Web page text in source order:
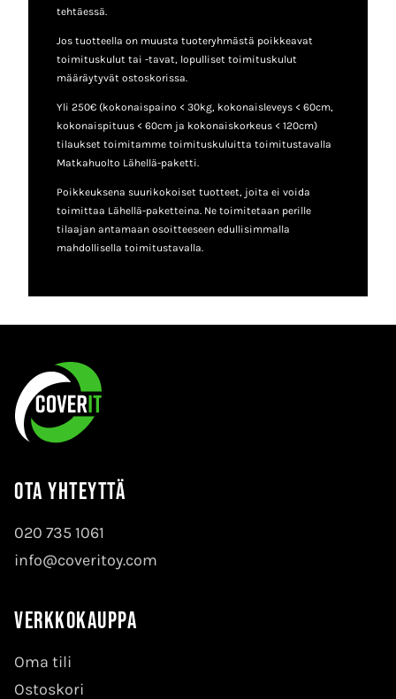
tehtäessä.
Jos tuotteella on muusta tuoteryhmästä poikkeavat
toimituskulut tai -tavat, lopulliset toimituskulut
määräytyvät ostoskorissa.
Yli 250€ (kokonaispaino < 30kg, kokonaisleveys < 60cm,
kokonaispituus < 60cm ja kokonaiskorkeus < 120cm)
tilaukset toimitamme toimituskuluitta toimitustavalla
Matkahuolto Lähellä-paketti.
Poikkeuksena suurikokoiset tuotteet, joita ei voida
toimittaa Lähellä-paketteina. Ne toimitetaan perille
tilaajan antamaan osoitteeseen edullisimmalla
mahdollisella toimitustavalla.
Ota yhteyttä
020 735 1061
info@coveritoy.com
Verkkokauppa
Oma tili
Ostoskori